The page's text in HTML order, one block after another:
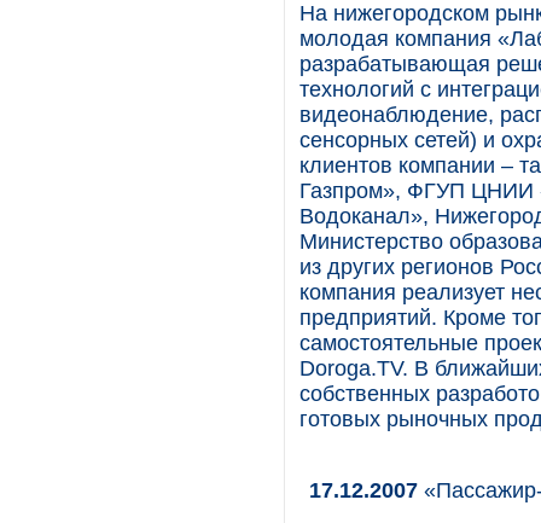
На нижегородском
молодая компания
разрабатывающая
технологий с
видеонаблюдение,
сенсорных сетей) и
клиентов компании –
Газпром», ФГУП ЦНИИ
Водоканал»,
Министерство
из других регионов
компания реализует
предприятий. Кроме
самостоятельные
Doroga.TV. В
собственных
готовых рыночных
17.12.2007